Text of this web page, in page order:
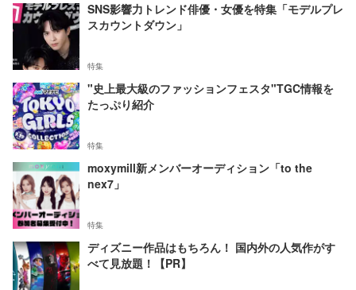
SNS影響力トレンド俳優・女優を特集「モデルプレ
スカウントダウン」
特集
"史上最大級のファッションフェスタ"TGC情報を
たっぷり紹介
特集
moxymill新メンバーオーディション「to the
nex7」
特集
ディズニー作品はもちろん！ 国内外の人気作がす
べて見放題！【PR】